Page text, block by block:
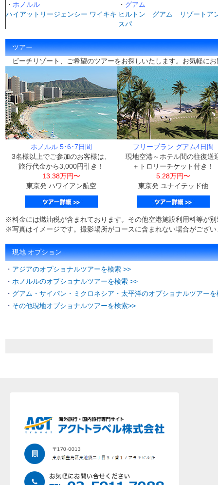
・ ホノルル
ハイアットリージェンシー ワイキキ
・ グアム
ヒルトン グアム リゾートア
スパ
ツアー
ビーチリゾート、ご希望のツアーをお探しいたします。お気軽に
ホノルル 5･6･7日間
3名様以上でご参加のお客様は、
旅行代金から3,000円引き！
13.38万円〜
東京発 ハワイアン航空
フリープラン グアム4日間
現地空港～ホテル間の往復送
＋トロリーチケット付き！
5.28万円〜
東京発 ユナイテッド他
※料金には燃油税が含まれております。その他空港施設利用料等が
※写真はイメージです。撮影場所がコースに含まれない場合がござ
現地 オプション
・ アジアのオプショナルツアーを検索 >>
・ ホノルルのオプショナルツアーを検索 >>
・ グアム・サイパン・ミクロネシア・太平洋のオプショナルツアー
・ その他現地オプショナルツアーを検索>>